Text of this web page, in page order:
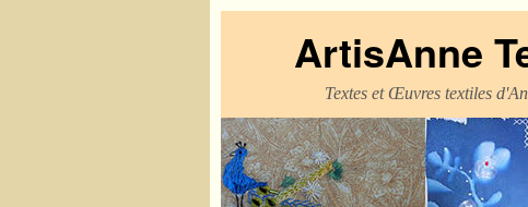
ArtisAnne
Textes et Œuvres textiles